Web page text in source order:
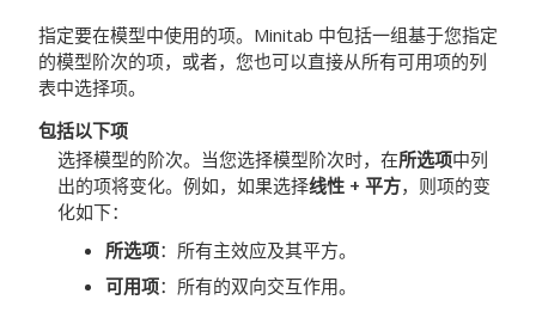
指定要在模型中使用的项。Minitab 中包括一组基于您指定
的模型阶次的项，或者，您也可以直接从所有可用项的列
表中选择项。
包括以下项
选择模型的阶次。当您选择模型阶次时，在所选项中列
出的项将变化。例如，如果选择线性 + 平方，则项的变
化如下：
所选项：所有主效应及其平方。
可用项：所有的双向交互作用。